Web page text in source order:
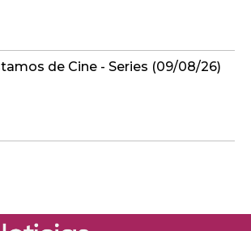
de Cine - Series (09/08/26)